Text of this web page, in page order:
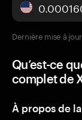
Dernière mise à
Qu’est-ce
complet de
À propos de